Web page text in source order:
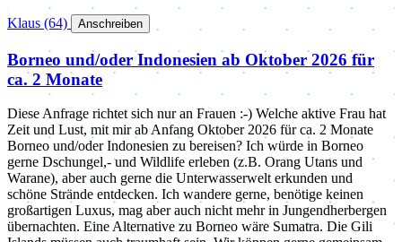
Klaus (64) Anschreiben
Borneo und/oder Indonesien ab Oktober 2026 für
ca. 2 Monate
Diese Anfrage richtet sich nur an Frauen :-) Welche aktive Frau hat
Zeit und Lust, mit mir ab Anfang Oktober 2026 für ca. 2 Monate
Borneo und/oder Indonesien zu bereisen? Ich würde in Borneo
gerne Dschungel,- und Wildlife erleben (z.B. Orang Utans und
Warane), aber auch gerne die Unterwasserwelt erkunden und
schöne Strände entdecken. Ich wandere gerne, benötige keinen
großartigen Luxus, mag aber auch nicht mehr in Jungendherbergen
übernachten. Eine Alternative zu Borneo wäre Sumatra. Die Gili